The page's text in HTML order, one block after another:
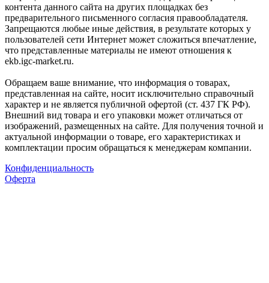
контента данного сайта на других площадках без
предварительного письменного согласия правообладателя.
Запрещаются любые иные действия, в результате которых у
пользователей сети Интернет может сложиться впечатление,
что представленные материалы не имеют отношения к
ekb.igc-market.ru.
Обращаем ваше внимание, что информация о товарах,
представленная на сайте, носит исключительно справочный
характер и не является публичной офертой (ст. 437 ГК РФ).
Внешний вид товара и его упаковки может отличаться от
изображений, размещенных на сайте. Для получения точной и
актуальной информации о товаре, его характеристиках и
комплектации просим обращаться к менеджерам компании.
Конфиденциальность
Оферта